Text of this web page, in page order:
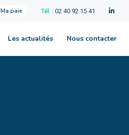
Ma paie Tél. : 02 40 92 15 41
Les actualités Nous contacter